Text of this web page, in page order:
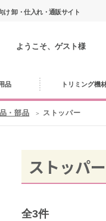
け 卸・仕入れ・通販サイト
ようこそ、ゲスト様
品 トリミング機
・部品 ストッパー
ストッパー
全3件